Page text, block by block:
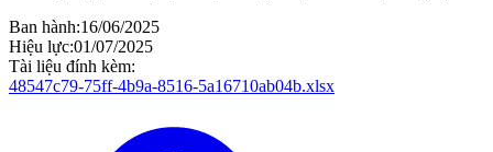
Ban hành:16/06/2025
Hiệu lực:01/07/2025
Tài liệu đính kèm:
48547c79-75ff-4b9a-8516-5a16710ab04b.xlsx